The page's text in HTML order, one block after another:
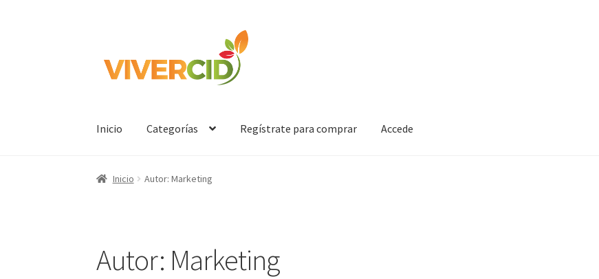
contenido
Inicio Categorías Regístrate para comprar Accede
Inicio Autor: Marketing
Autor: Marketing